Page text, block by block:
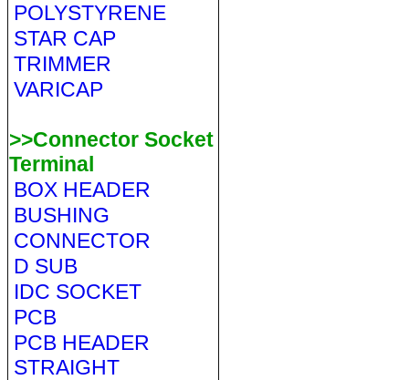
POLYSTYRENE
STAR CAP
TRIMMER
VARICAP
>>Connector Socket
Terminal
BOX HEADER
BUSHING
CONNECTOR
D SUB
IDC SOCKET
PCB
PCB HEADER
STRAIGHT